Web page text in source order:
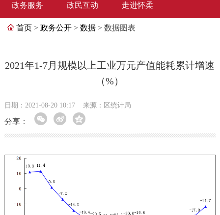
政务服务 政民互动 走进怀柔
首页 > 政务公开 > 数据 > 数据图表
2021年1-7月规模以上工业万元产值能耗累计增速
（%）
日期：2021-08-20 10:17 来源：区统计局
分享：